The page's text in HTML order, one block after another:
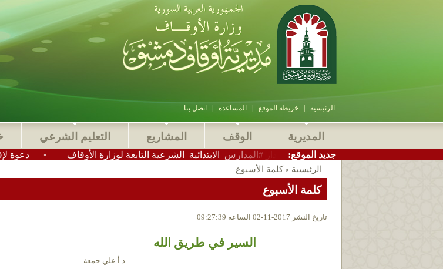
الرئيسية |خريطة الموقع المساعدة اتصل بنا
المديرية الوقف المشاريع التعليم الشرعي
دعوة لإقامة صلاة • الاستاذ سامر بيرقدار #المدارس_الابتدائية_الشرعية التابعة لوزارة الأوقاف
:جديد الموقع
الرئيسية » كلمة الأسبوع
كلمة الأسبوع
تاريخ النشر 2017-11-02 الساعة 09:27:39
السير في طريق الله
د.أ علي جمعة